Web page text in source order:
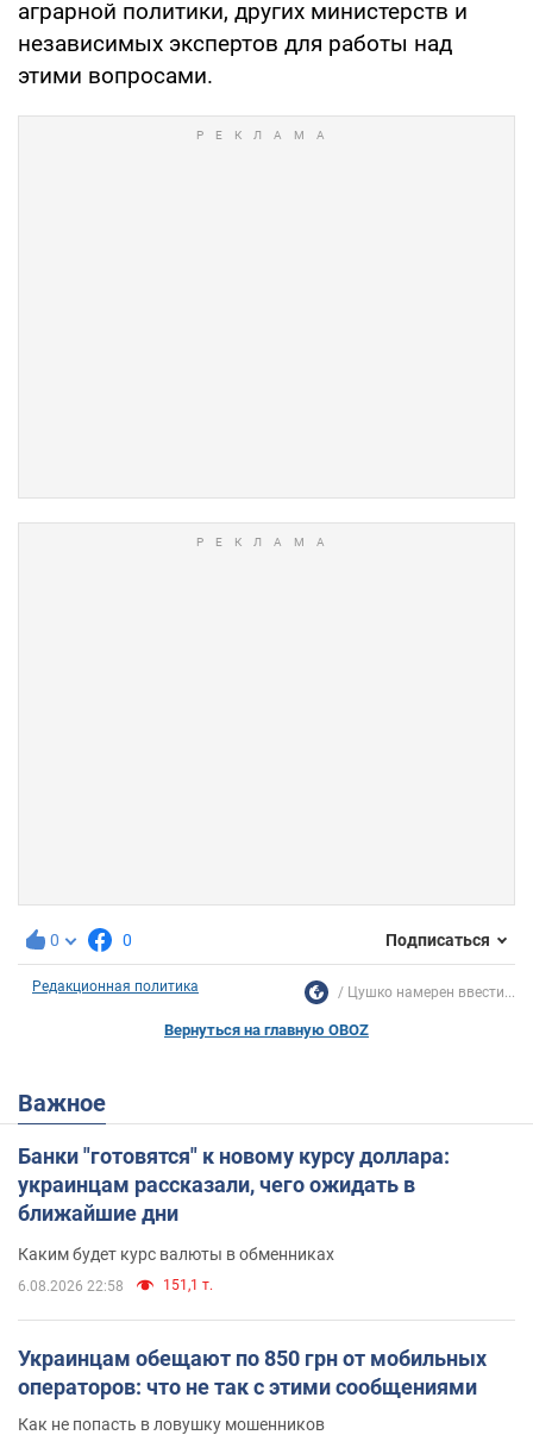
аграрной политики, других министерств и
независимых экспертов для работы над
этими вопросами.
0 0 Подписаться
Редакционная политика Цушко намерен ввести...
Вернуться на главную OBOZ
Важное
Банки "готовятся" к новому курсу доллара:
украинцам рассказали, чего ожидать в
ближайшие дни
Каким будет курс валюты в обменниках
6.08.2026 22:58 151,1 т.
Украинцам обещают по 850 грн от мобильных
операторов: что не так с этими сообщениями
Как не попасть в ловушку мошенников